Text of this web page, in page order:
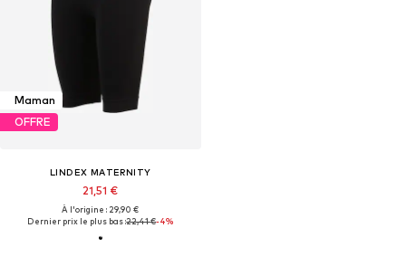
Maman
OFFRE
LINDEX MATERNITY
21,51 €
À l'origine : 29,90 €
Dernier prix le plus bas :22,41 €-4%